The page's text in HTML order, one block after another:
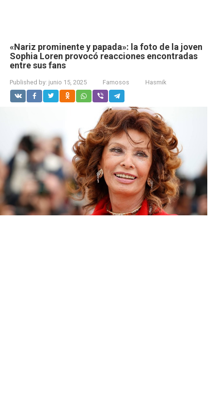
«Nariz prominente y papada»: la foto de la joven
Sophia Loren provocó reacciones encontradas
entre sus fans
Published by: junio 15, 2025 Famosos Hasmik